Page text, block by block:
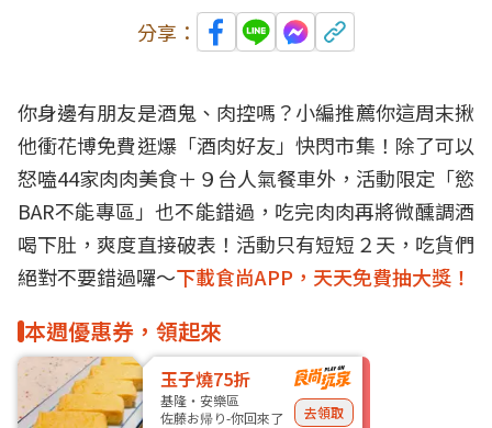
分享：
你身邊有朋友是酒鬼、肉控嗎？小編推薦你這周末揪
他衝花博免費逛爆「酒肉好友」快閃市集！除了可以
怒嗑44家肉肉美食＋９台人氣餐車外，活動限定「慾
BAR不能專區」也不能錯過，吃完肉肉再將微醺調酒
喝下肚，爽度直接破表！活動只有短短２天，吃貨們
絕對不要錯過囉～下載食尚APP，天天免費抽大獎！
本週優惠券，領起來
玉子燒75折
基隆・安樂區
佐藤お帰り-你回來了
去領取